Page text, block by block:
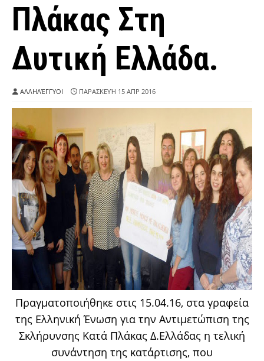
Πλάκας Στη
Δυτική Ελλάδα.
ΑΛΛΗΛΈΓΓΥΟΙ ΠΑΡΑΣΚΕΥΉ 15 ΑΠΡ 2016
Πραγματοποιήθηκε στις 15.04.16, στα γραφεία
της ΕλληνικήΈνωση για την Αντιμετώπιση της
Σκλήρυνσης Κατά Πλάκας Δ.Ελλάδας η τελική
συνάντηση της κατάρτισης, που